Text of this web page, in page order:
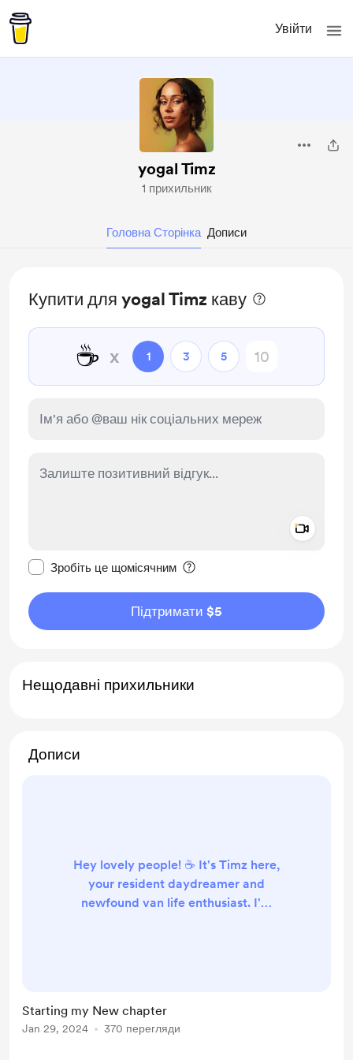
Увійти
yogal Timz
1 прихильник
Головна Сторінка Дописи
Купити для yogal Timz каву
☕ x 1 3 5
Зробіть це щомісячним
Підтримати $5
Нещодавні прихильники
Дописи
Hey lovely people! ☕️ It's Timz here,
your resident daydreamer and
newfound van life enthusiast. I'm
when a first-time builder teams up
with seasoned experts to create the
Starting my New chapter
Jan 29, 2024 370 перегляди